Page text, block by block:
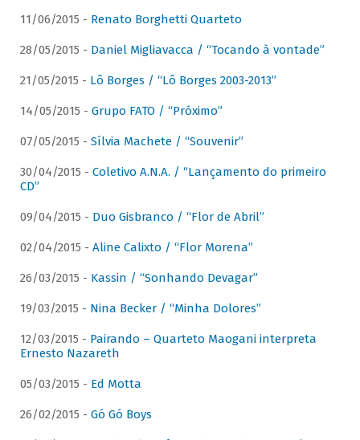
11/06/2015 - Renato Borghetti Quarteto
28/05/2015 - Daniel Migliavacca / “Tocando à vontade”
21/05/2015 - Lô Borges / “Lô Borges 2003-2013”
14/05/2015 - Grupo FATO / “Próximo”
07/05/2015 - Sílvia Machete / “Souvenir”
30/04/2015 - Coletivo A.N.A. / “Lançamento do primeiro
CD”
09/04/2015 - Duo Gisbranco / “Flor de Abril”
02/04/2015 - Aline Calixto / “Flor Morena”
26/03/2015 - Kassin / “Sonhando Devagar”
19/03/2015 - Nina Becker / “Minha Dolores”
12/03/2015 - Pairando – Quarteto Maogani interpreta
Ernesto Nazareth
05/03/2015 - Ed Motta
26/02/2015 - Gó Gó Boys